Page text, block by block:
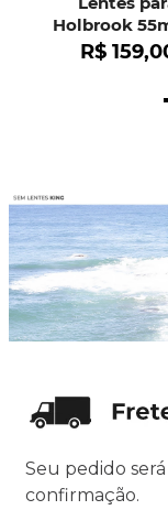
Holbrook
OO9102
R$ 159,
Seu pedido
confirmação.